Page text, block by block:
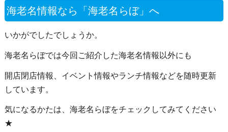
海老名情報なら「海老名らぼ」へ
いかがでしたでしょうか。
海老名らぼでは今回ご紹介した海老名情報以外にも
開店閉店情報、イベント情報やランチ情報などを随時更新
しています。
気になるかたは、海老名らぼをチェックしてみてください
★